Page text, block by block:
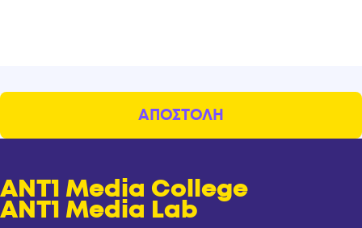
ANT1 Media College
ANT1 Media Lab